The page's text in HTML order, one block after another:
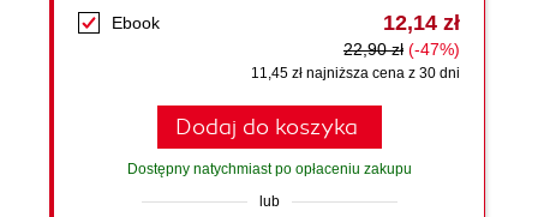
Ebook 12,14 zł
22,90 zł (-47%)
11,45 zł najniższa cena z 30 dni
Dodaj do koszyka
Dostępny natychmiast po opłaceniu zakupu
lub